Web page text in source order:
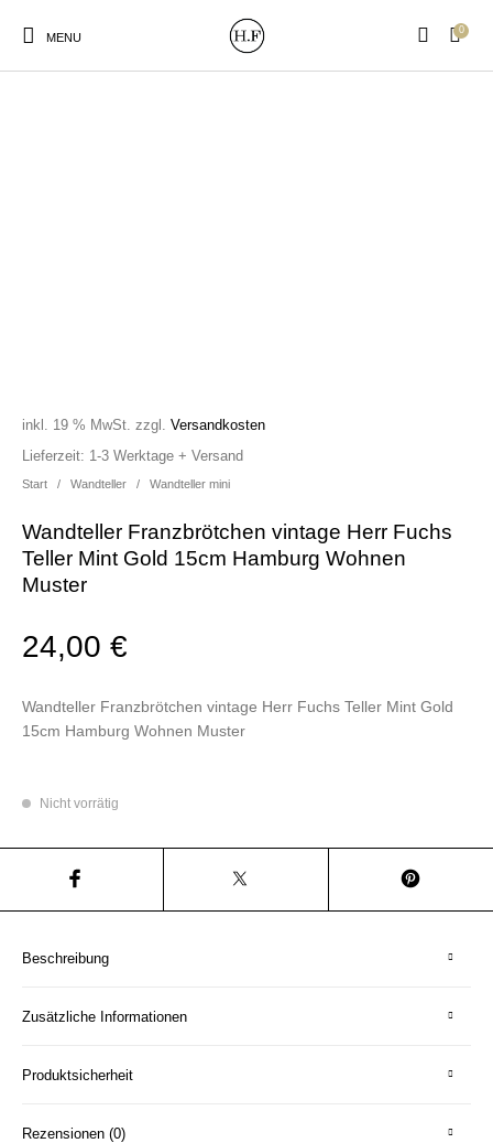
MENU
0
Start / Wandteller / Wandteller mini
Wandteller Franzbrötchen vintage Herr Fuchs
Teller Mint Gold 15cm Hamburg Wohnen
Muster
24,00€
inkl. 19 % MwSt. zzgl.Versandkosten
Wandteller Franzbrötchen vintage Herr Fuchs Teller Mint Gold
15cm Hamburg Wohnen Muster
Lieferzeit: 1-3 Werktage + Versand
Nicht vorrätig
Beschreibung
Zusätzliche Informationen
Produktsicherheit
Rezensionen (0)